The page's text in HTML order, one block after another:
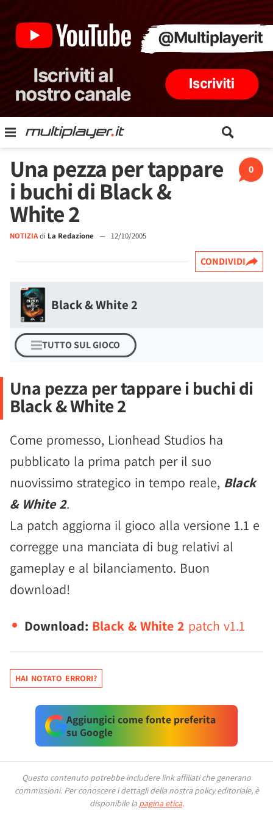
0
Una pezza per tappare
i buchi di Black &
White 2
NOTIZIAdi La Redazione — 12/10/2005
CONDIVIDI
Black & White 2
TUTTO SUL GIOCO
Una pezza per tappare i buchi di
Black & White 2
Come promesso, Lionhead Studios ha
pubblicato la prima patch per il suo
nuovissimo strategico in tempo reale, Black
& White 2.
La patch aggiorna il gioco alla versione 1.1 e
corregge una manciata di bug relativi al
gameplay e al bilanciamento. Buon
download!
Download: Black & White 2 patch v1.1
HAI NOTATO ERRORI?
Aggiungici come fonte preferita
su Google
Questo contenuto potrebbe includere link affiliati che generano
commissioni. Per conoscere i dettagli della nostra policy editoriale, è
disponibile la pagina etica.